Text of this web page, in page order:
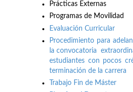
Prácticas Externas
Programas de Movilidad
Evaluación Curricular
Procedimiento para
la convocatoria
estudiantes con pocos
terminación de la carrera
Trabajo Fin de Máster